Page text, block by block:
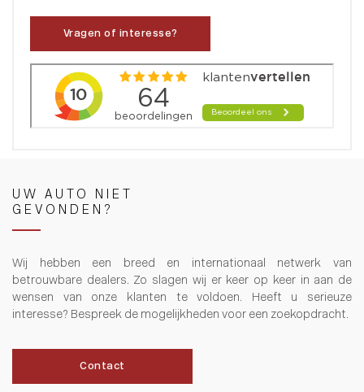
Vragen of interesse?
UW AUTO NIET
GEVONDEN?
Wij hebben een breed en internationaal netwerk van
betrouwbare dealers. Zo slagen wij er keer op keer in aan de
wensen van onze klanten te voldoen. Heeft u serieuze
interesse? Bespreek de mogelijkheden voor een zoekopdracht.
Contact